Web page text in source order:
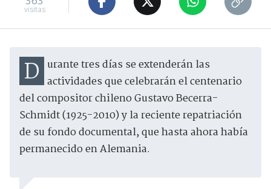
visitas
Durante tres días se extenderán las actividades que celebrarán el centenario
del compositor chileno Gustavo Becerra-
Schmidt (1925-2010) y la reciente repatriación
de su fondo documental, que hasta ahora había
permanecido en Alemania.